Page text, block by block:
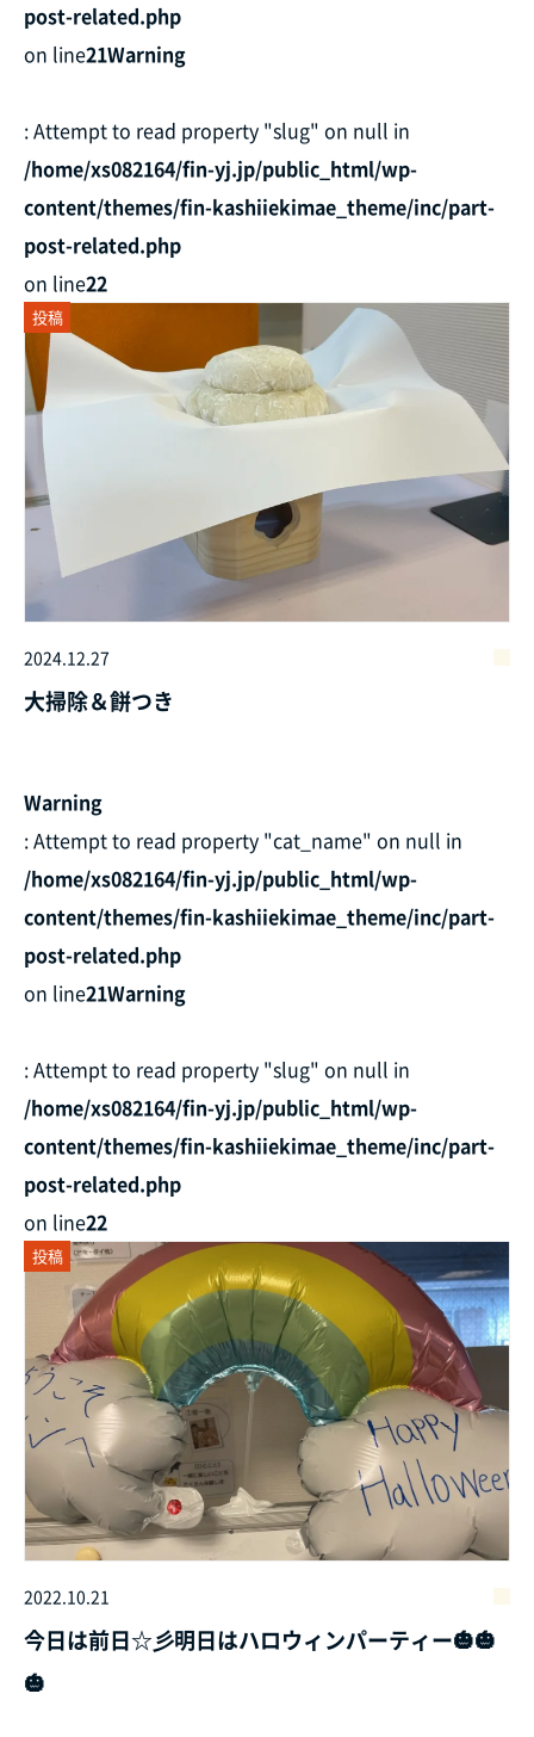
post-related.php
on line21Warning
: Attempt to read property "slug" on null in
/home/xs082164/fin-yj.jp/public_html/wp-
content/themes/fin-kashiiekimae_theme/inc/part-
post-related.php
on line22
投稿
2024.12.27
大掃除＆餅つき
Warning
: Attempt to read property "cat_name" on null in
/home/xs082164/fin-yj.jp/public_html/wp-
content/themes/fin-kashiiekimae_theme/inc/part-
post-related.php
on line21Warning
: Attempt to read property "slug" on null in
/home/xs082164/fin-yj.jp/public_html/wp-
content/themes/fin-kashiiekimae_theme/inc/part-
post-related.php
on line22
投稿
2022.10.21
今日は前日☆彡明日はハロウィンパーティー🎃🎃
🎃